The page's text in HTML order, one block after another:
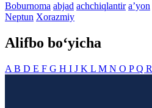
Boburnoma abjad achchiqlantir aʼyon
Neptun Xorazmiy
Alifbo bo‘yicha
A B D E F G H I J K L M N O PQ R